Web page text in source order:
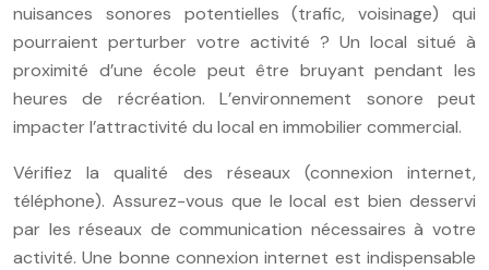
nuisances sonores potentielles (trafic, voisinage) qui
pourraient perturber votre activité ? Un local situé à
proximité d’une école peut être bruyant pendant les
heures de récréation. L’environnement sonore peut
impacter l’attractivité du local en immobilier commercial.
Vérifiez la qualité des réseaux (connexion internet,
téléphone). Assurez-vous que le local est bien desservi
par les réseaux de communication nécessaires à votre
activité. Une bonne connexion internet est indispensable